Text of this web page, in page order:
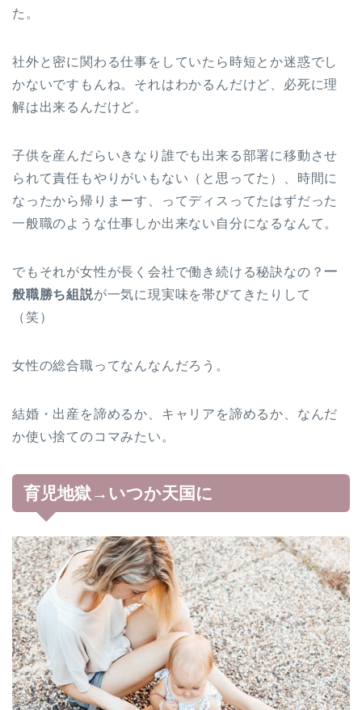
た。
社外と密に関わる仕事をしていたら時短とか迷惑でし
かないですもんね。それはわかるんだけど、必死に理
解は出来るんだけど。
子供を産んだらいきなり誰でも出来る部署に移動させ
られて責任もやりがいもない（と思ってた）、時間に
なったから帰りまーす、ってディスってたはずだった
一般職のような仕事しか出来ない自分になるなんて。
でもそれが女性が長く会社で働き続ける秘訣なの？一
般職勝ち組説が一気に現実味を帯びてきたりして
（笑）
女性の総合職ってなんなんだろう。
結婚・出産を諦めるか、キャリアを諦めるか、なんだ
か使い捨てのコマみたい。
育児地獄→いつか天国に